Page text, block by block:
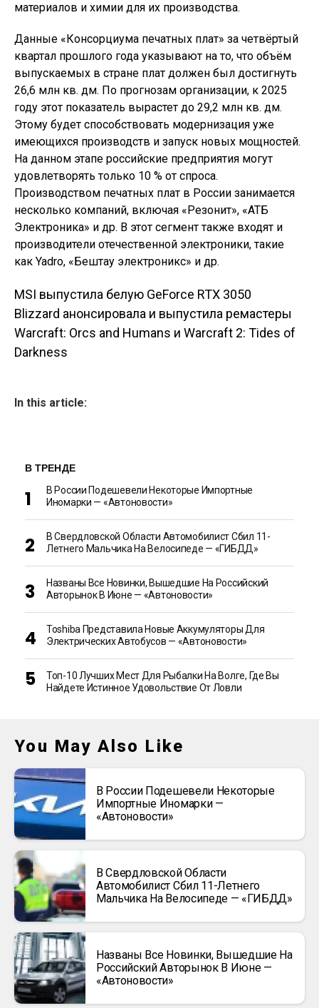
материалов и химии для их производства.
Данные «Консорциума печатных плат» за четвёртый
квартал прошлого года указывают на то, что объём
выпускаемых в стране плат должен был достигнуть
26,6 млн кв. дм. По прогнозам организации, к 2025
году этот показатель вырастет до 29,2 млн кв. дм.
Этому будет способствовать модернизация уже
имеющихся производств и запуск новых мощностей.
На данном этапе российские предприятия могут
удовлетворять только 10 % от спроса.
Производством печатных плат в России занимается
несколько компаний, включая «Резонит», «АТБ
Электроника» и др. В этот сегмент также входят и
производители отечественной электроники, такие
как Yadro, «Бештау электроникс» и др.
Навигация по
записям
MSI выпустила белую GeForce RTX 3050
Blizzard анонсировала и выпустила ремастеры
Warcraft: Orcs and Humans и Warcraft 2: Tides of
Darkness
In this article:
В ТРЕНДЕ
В России Подешевели Некоторые Импортные
Иномарки — «Автоновости»
В Свердловской Области Автомобилист Сбил 11-
Летнего Мальчика На Велосипеде — «ГИБДД»
Названы Все Новинки, Вышедшие На Российский
Авторынок В Июне — «Автоновости»
Toshiba Представила Новые Аккумуляторы Для
Электрических Автобусов — «Автоновости»
Топ-10 Лучших Мест Для Рыбалки На Волге, Где Вы
Найдете Истинное Удовольствие От Ловли
You May Also Like
В России Подешевели Некоторые
Импортные Иномарки —
«Автоновости»
В Свердловской Области
Автомобилист Сбил 11-Летнего
Мальчика На Велосипеде — «ГИБДД»
Названы Все Новинки, Вышедшие На
Российский Авторынок В Июне —
«Автоновости»